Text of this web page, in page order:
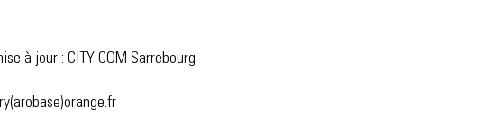
à jour : CITY COM Sarrebourg